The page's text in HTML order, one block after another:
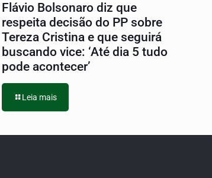
Flávio Bolsonaro diz que
respeita decisão do PP sobre
Tereza Cristina e que seguirá
buscando vice: ‘Até dia 5 tudo
pode acontecer’
Leia mais